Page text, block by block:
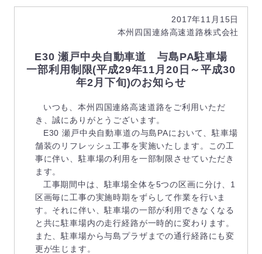
2017年11月15日
本州四国連絡高速道路株式会社
E30 瀬戸中央自動車道 与島PA駐車場
一部利用制限(平成29年11月20日～平成30
年2月下旬)のお知らせ
いつも、本州四国連絡高速道路をご利用いただ
き、誠にありがとうございます。
E30 瀬戸中央自動車道の与島PAにおいて、駐車場
舗装のリフレッシュ工事を実施いたします。この工
事に伴い、駐車場の利用を一部制限させていただき
ます。
工事期間中は、駐車場全体を5つの区画に分け、1
区画毎に工事の実施時期をずらして作業を行いま
す。それに伴い、駐車場の一部が利用できなくなる
と共に駐車場内の走行経路が一時的に変わります。
また、駐車場から与島プラザまでの通行経路にも変
更が生じます。